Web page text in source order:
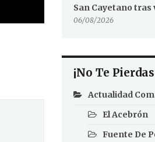
San Cayetano tras
06/08/2026
¡No Te
Actualidad
El Acebrón
Fuente De